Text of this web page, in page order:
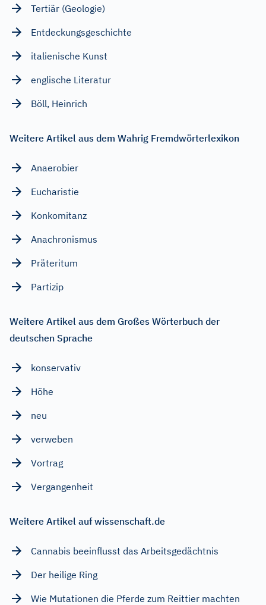
Tertiär (Geologie)
Entdeckungsgeschichte
italienische Kunst
englische Literatur
Böll, Heinrich
Weitere Artikel aus dem Wahrig Fremdwörterlexikon
Anaerobier
Eucharistie
Konkomitanz
Anachronismus
Präteritum
Partizip
Weitere Artikel aus dem Großes Wörterbuch der
deutschen Sprache
konservativ
Höhe
neu
verweben
Vortrag
Vergangenheit
Weitere Artikel auf wissenschaft.de
Cannabis beeinflusst das Arbeitsgedächtnis
Der heilige Ring
Wie Mutationen die Pferde zum Reittier machten